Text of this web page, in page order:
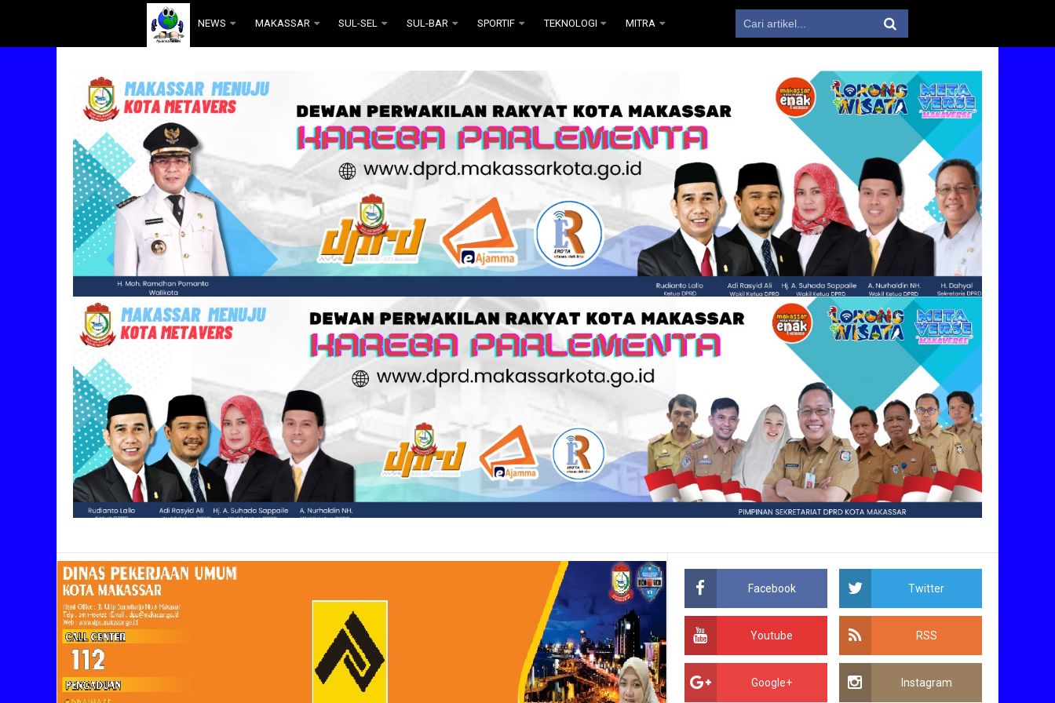
. NEWS MAKASSAR SUL-SEL SUL-BAR SPORTIF TEKNOLOGI MITRA
Facebook Twitter
Youtube RSS
Google+ Instagram